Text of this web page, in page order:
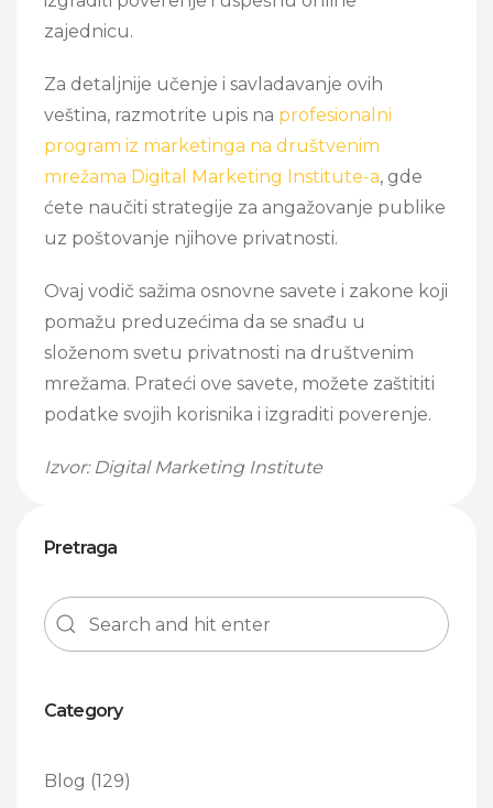
zajednicu.
Za detaljnije učenje i savladavanje ovih
veština, razmotrite upis na profesionalni
program iz marketinga na društvenim
mrežama Digital Marketing Institute-a, gde
ćete naučiti strategije za angažovanje publike
uz poštovanje njihove privatnosti.
Ovaj vodič sažima osnovne savete i zakone koji
pomažu preduzećima da se snađu u
složenom svetu privatnosti na društvenim
mrežama. Prateći ove savete, možete zaštititi
podatke svojih korisnika i izgraditi poverenje.
Izvor: Digital Marketing Institute
Pretraga
Category
Blog (129)